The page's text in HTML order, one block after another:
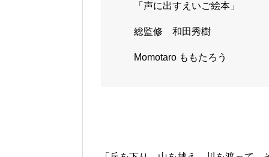
「声に出すえいご絵本」
総監修 和田秀樹
Momotaro ももたろう